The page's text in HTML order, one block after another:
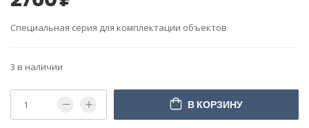
Специальная серия для комплектации объектов
3 в наличии
В КОРЗИНУ